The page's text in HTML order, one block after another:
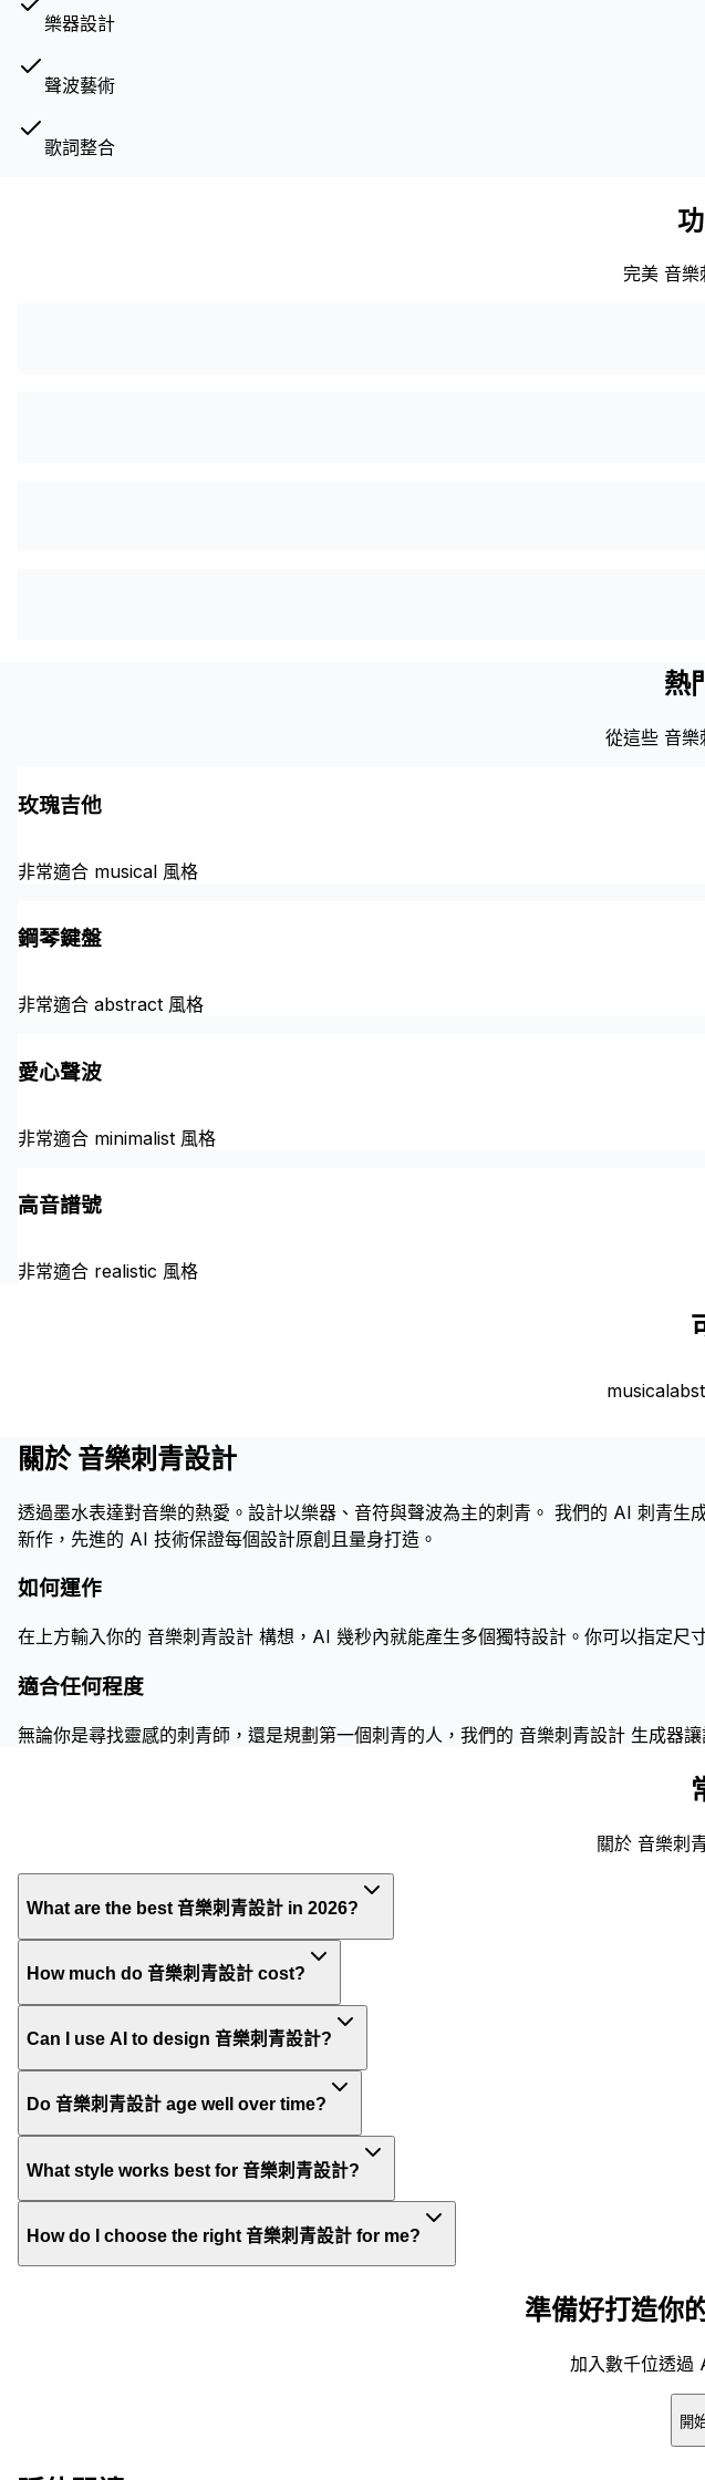
樂器設計
聲波藝術
歌詞整合
完美 音樂
熱
從這些 音樂
玫瑰吉他
非常適合 musical 風格
鋼琴鍵盤
非常適合 abstract 風格
愛心聲波
非常適合 minimalist 風格
高音譜號
非常適合 realistic 風格
musical
關於 音樂刺青設計
透過墨水表達對音樂的熱愛。設計以樂器、音符與聲波為主的刺青。 我們的 AI 刺青
新作，先進的 AI 技術保證每個設計原創且量身打造。
如何運作
在上方輸入你的 音樂刺青設計 構想，AI 幾秒內就能產生多個獨特設計。你可以指定
適合任何程度
無論你是尋找靈感的刺青師，還是規劃第一個刺青的人，我們的 音樂刺青設計 生成器
關於 音樂刺
What are the best 音樂刺青設計 in 2026?
How much do 音樂刺青設計 cost?
Can I use AI to design 音樂刺青設計?
Do 音樂刺青設計 age well over time?
What style works best for 音樂刺青設計?
How do I choose the right 音樂刺青設計 for me?
準備好打造你
加入數千位透過
開